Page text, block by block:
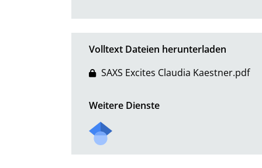
Volltext Dateien herunterladen
SAXS Excites Claudia Kaestner.pdf
Weitere Dienste